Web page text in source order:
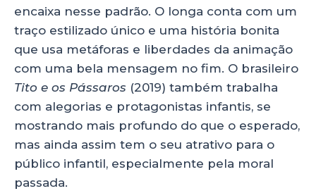
encaixa nesse padrão. O longa conta com um
traço estilizado único e uma história bonita
que usa metáforas e liberdades da animação
com uma bela mensagem no fim. O brasileiro
Tito e os Pássaros (2019) também trabalha
com alegorias e protagonistas infantis, se
mostrando mais profundo do que o esperado,
mas ainda assim tem o seu atrativo para o
público infantil, especialmente pela moral
passada.